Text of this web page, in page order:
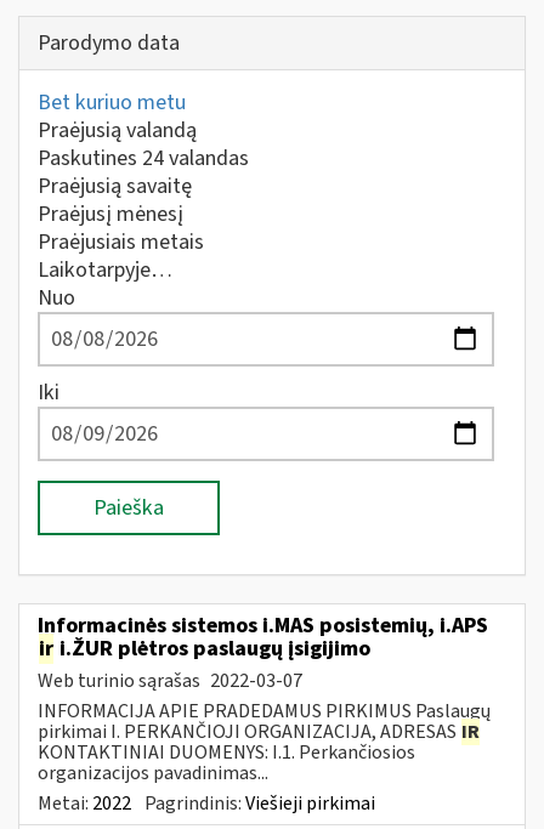
Parodymo data
Bet kuriuo metu
Praėjusią valandą
Paskutines 24 valandas
Praėjusią savaitę
Praėjusį mėnesį
Praėjusiais metais
Laikotarpyje…
Nuo
Iki
Paieška
Informacinės sistemos i.MAS posistemių, i.APS
ir i.ŽUR plėtros paslaugų įsigijimo
Web turinio sąrašas 2022-03-07
INFORMACIJA APIE PRADEDAMUS PIRKIMUS Paslaugų
pirkimai I. PERKANČIOJI ORGANIZACIJA, ADRESAS IR
KONTAKTINIAI DUOMENYS: I.1. Perkančiosios
organizacijos pavadinimas...
Metai: 2022 Pagrindinis:Viešieji pirkimai